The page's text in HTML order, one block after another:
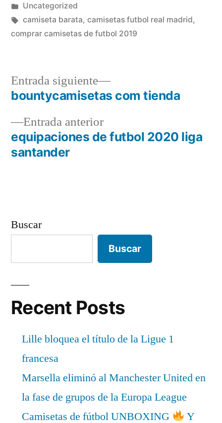
por
Publicado
en
Uncategorized
Etiquetas:
camiseta barata, camisetas futbol real madrid,
comprar camisetas de futbol 2019
Navegación
de
entradas
Entrada anteriorEntrada
anterior:
equipaciones de futbol 2020 liga
santander
Entrada siguiente
Entrada
siguiente:
bountycamisetas com tienda
Buscar
Buscar
Recent Posts
Lille bloquea el título de la Ligue 1
francesa
Marsella eliminó al Manchester United en
la fase de grupos de la Europa League
Camisetas de fútbol UNBOXING
Y